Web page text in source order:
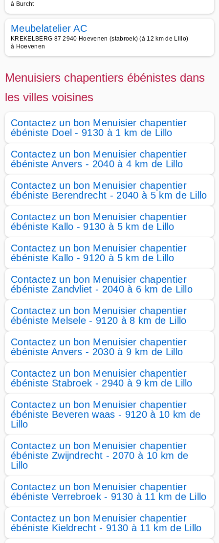
à Burcht
Meubelatelier AC
KREKELBERG 87 2940 Hoevenen (stabroek) (à 12 km de Lillo)
à Hoevenen
Menuisiers chapentiers ébénistes dans
les villes voisines
Contactez un bon Menuisier chapentier
ébéniste Doel - 9130 à 1 km de Lillo
Contactez un bon Menuisier chapentier
ébéniste Anvers - 2040 à 4 km de Lillo
Contactez un bon Menuisier chapentier
ébéniste Berendrecht - 2040 à 5 km de Lillo
Contactez un bon Menuisier chapentier
ébéniste Kallo - 9130 à 5 km de Lillo
Contactez un bon Menuisier chapentier
ébéniste Kallo - 9120 à 5 km de Lillo
Contactez un bon Menuisier chapentier
ébéniste Zandvliet - 2040 à 6 km de Lillo
Contactez un bon Menuisier chapentier
ébéniste Melsele - 9120 à 8 km de Lillo
Contactez un bon Menuisier chapentier
ébéniste Anvers - 2030 à 9 km de Lillo
Contactez un bon Menuisier chapentier
ébéniste Stabroek - 2940 à 9 km de Lillo
Contactez un bon Menuisier chapentier
ébéniste Beveren waas - 9120 à 10 km de
Lillo
Contactez un bon Menuisier chapentier
ébéniste Zwijndrecht - 2070 à 10 km de
Lillo
Contactez un bon Menuisier chapentier
ébéniste Verrebroek - 9130 à 11 km de Lillo
Contactez un bon Menuisier chapentier
ébéniste Kieldrecht - 9130 à 11 km de Lillo